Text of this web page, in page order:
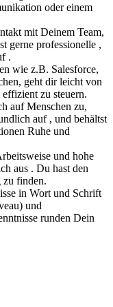
oder einem
mit Deinem Team,
gerne professionelle ,
.
wie z.B. Salesforce,
geht dir leicht von
zu steuern.
auf Menschen zu,
auf , und behältst
Ruhe und
und hohe
aus . Du hast den
zu finden.
in Wort und Schrift
und
runden Dein